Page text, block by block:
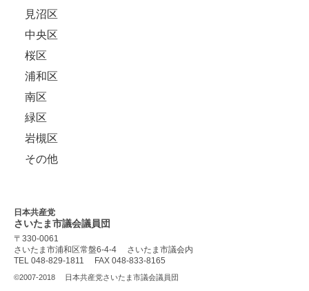
見沼区
中央区
桜区
浦和区
南区
緑区
岩槻区
その他
日本共産党
さいたま市議会議員団
〒330-0061
さいたま市浦和区常盤6-4-4
さいたま市議会内
TEL 048-829-1811
FAX 048-833-8165
©2007-2018 日本共産党さいたま市議会議員団